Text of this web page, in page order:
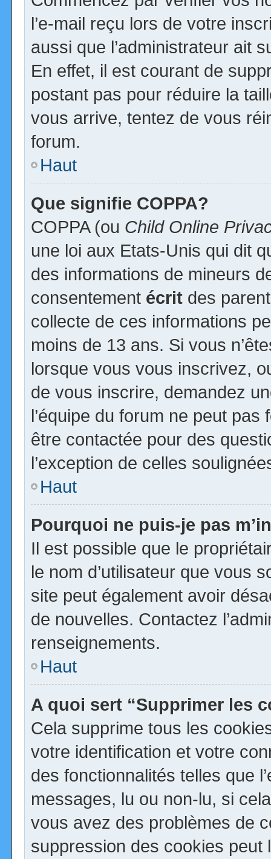
l’e-mail reçu lors de votre
aussi que l’administrateur ait
En effet, il est courant de
postant pas pour réduire la
vous arrive, tentez de vous
forum.
Haut
Que signifie COPPA?
COPPA (ou Child Online
une loi aux Etats-Unis qui dit
des informations de mineurs
consentement écrit des
collecte de ces informations
moins de 13 ans. Si vous
lorsque vous vous inscrivez,
de vous inscrire, demandez
l’équipe du forum ne peut
être contactée pour des
l’exception de celles
Haut
Pourquoi ne puis-je pas
Il est possible que le
le nom d’utilisateur que vous
site peut également avoir
de nouvelles. Contactez
renseignements.
Haut
A quoi sert “Supprimer les
Cela supprime tous les
votre identification et votre
des fonctionnalités telles que
messages, lu ou non-lu, si
vous avez des problèmes de
suppression des cookies peut